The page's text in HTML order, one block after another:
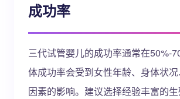
成功率
三代试管婴儿的成功率通常在50%-
体成功率会受到女性年龄、身体状
因素的影响。建议选择经验丰富的